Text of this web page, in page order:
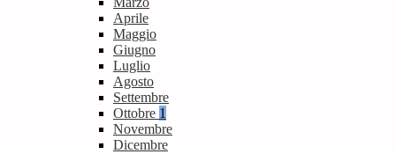
Aprile
Maggio
Giugno
Luglio
Agosto
Settembre
Ottobre 1
Novembre
Dicembre